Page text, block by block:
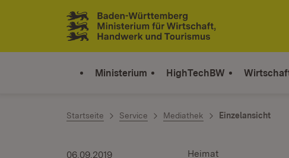
Zum Inhalt springen
Link zur Startseite
Ministerium HighTechBW
Startseite Service Mediathek Einzelansicht
Heimat
06.09.2019